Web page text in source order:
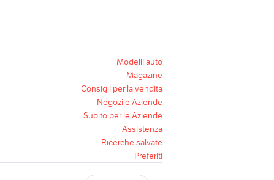
Modelli auto
Magazine
Consigli per la vendita
Negozi e Aziende
Subito per le Aziende
Assistenza
Ricerche salvate
Preferiti